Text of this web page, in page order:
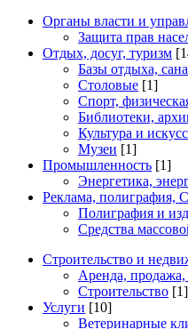
Органы власти и
Защита прав
Отдых, досуг, туризм
Базы отдыха,
Столовые [1]
Спорт,
Библиотеки,
Культура и
Музеи [1]
Промышленность [1]
Энергетика,
Реклама, полиграфия,
Полиграфия и
Средства
Строительство и
Аренда,
Строительство [1]
Услуги [10]
Ветеринарные